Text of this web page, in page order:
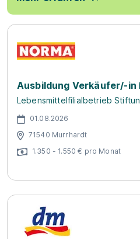
Ausbildung Verkäufer/-in
Lebensmittelfilialbetrieb
01.08.2026
71540 Murrhardt
1.350 - 1.550 € pro Monat